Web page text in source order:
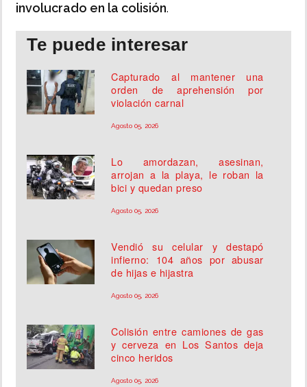
involucrado en la colisión.
Te puede interesar
Capturado al mantener una
orden de aprehensión por
violación carnal
Agosto 05, 2026
Lo amordazan, asesinan,
arrojan a la playa, le roban la
bici y quedan preso
Agosto 05, 2026
Vendió su celular y destapó
infierno: 104 años por abusar
de hijas e hijastra
Agosto 05, 2026
Colisión entre camiones de gas
y cerveza en Los Santos deja
cinco heridos
Agosto 05, 2026